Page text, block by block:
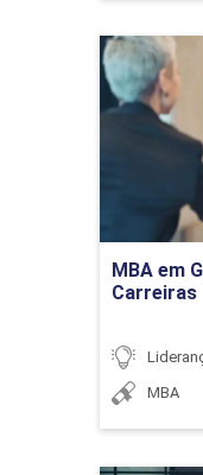
MBA em
Carreiras
MBA
Ir